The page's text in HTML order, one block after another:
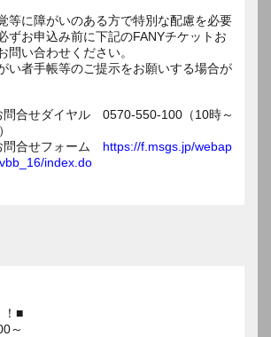
等に障がいのある方で特別な配慮を必要
ずお申込み前に下記のFANYチケットお
問い合わせください。
い者手帳等のご提示をお願いする場合が
問合せダイヤル 0570-550-100（10時～
問合せフォーム https://f.msgs.jp/webap
index.do
！■
～